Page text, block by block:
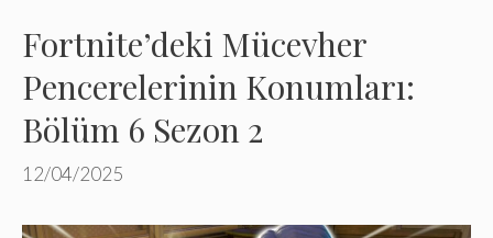
Fortnite’deki Mücevher
Pencerelerinin Konumları:
Bölüm 6 Sezon 2
12/04/2025